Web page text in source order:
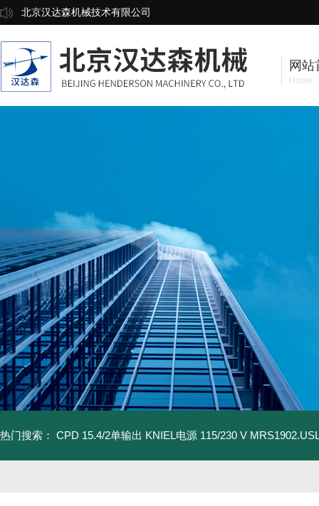
北京汉达森机械技术有限公司
网站
Home
热门搜索： CPD 15.4/2单输出 KNIEL电源 115/230 V